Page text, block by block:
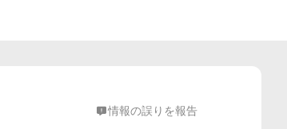
情報の誤りを報告